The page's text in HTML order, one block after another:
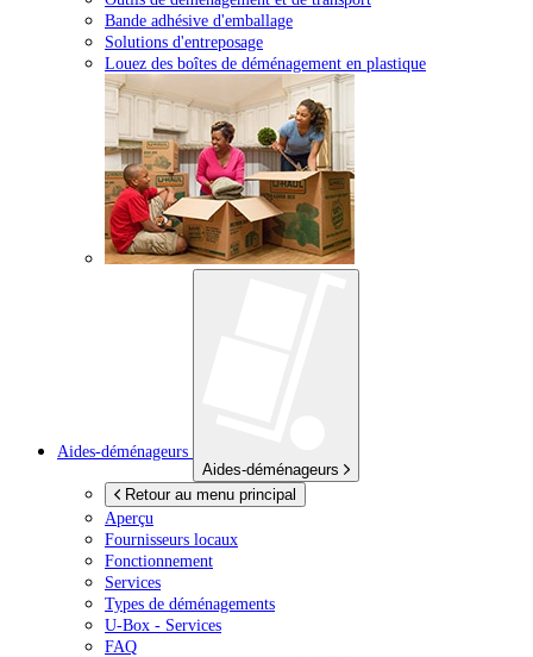
Bande adhésive d'emballage
Solutions d'entreposage
Louez des boîtes de déménagement en plastique
Aides-déménageurs
Aides-déménageurs
Retour au menu principal
Aperçu
Fournisseurs locaux
Fonctionnement
Services
Types de déménagements
U-Box - Services
FAQ